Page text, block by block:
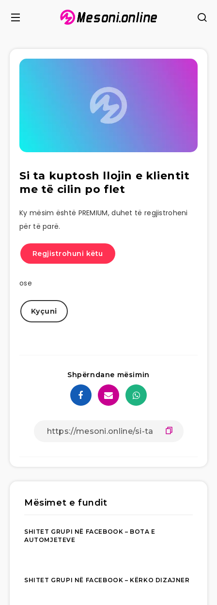
Si ta kuptosh llojin e klientit
me të cilin po flet
Ky mësim është PREMIUM, duhet të regjistroheni
për të parë.
Regjistrohuni këtu
ose
Kyçuni
Shpërndane mësimin
Mësimet e fundit
SHITET GRUPI NË FACEBOOK – BOTA E
AUTOMJETEVE
SHITET GRUPI NË FACEBOOK – KËRKO DIZAJNER